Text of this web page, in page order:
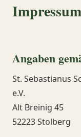
Impressum
Angaben
St. Sebastianus
e.V.
Alt Breinig 45
52223 Stolberg